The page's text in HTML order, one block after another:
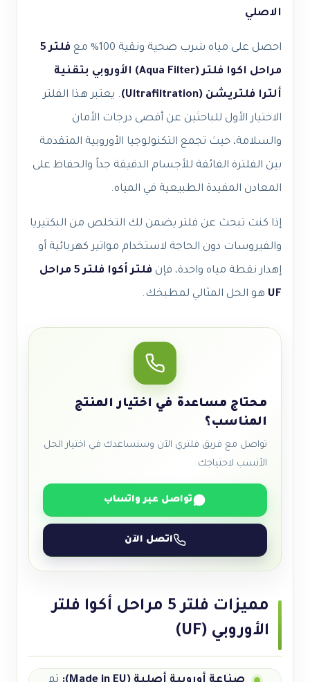
فائقة
الاصلي
احصل على مياه شرب صحية ونقية 100% مع
فلتر 5
مراحل اكوا فلتر (Aqua Filter) الأوروبي بتقنية
ألترا فلتريشن (Ultrafiltration)
. يعتبر هذا الفلتر
الاختيار الأول للباحثين عن أقصى درجات الأمان
والسلامة، حيث تجمع التكنولوجيا الأوروبية المتقدمة
بين الفلترة الفائقة للأجسام الدقيقة جداً والحفاظ على
المعادن المفيدة الطبيعية في المياه.
إذا كنت تبحث عن فلتر يضمن لك التخلص من البكتيريا
والفيروسات دون الحاجة لاستخدام مواتير كهربائية أو
إهدار نقطة مياه واحدة، فإن
فلتر أكوا فلتر 5 مراحل
UF هو الحل المثالي لمطبخك.
محتاج مساعدة في اختيار المنتج
المناسب؟
تواصل مع فريق فلتري الآن وسنساعدك في اختيار الحل
الأنسب لاحتياجك.
تواصل عبر واتساب
اتصل الآن
مميزات فلتر 5 مراحل أكوا فلتر
الأوروبي (UF)